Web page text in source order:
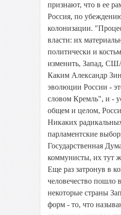
признают, что в ее
Россия, по
колонизации.
власти: их
политически и
изменить, Запад,
Каким Александр
эволюции России -
словом Кремль", и -
общем и целом,
Никаких
парламентские
Государственная
коммунисты, их тут
Еще раз затронув в
человечество пошло
некоторые страны
форм - то, что